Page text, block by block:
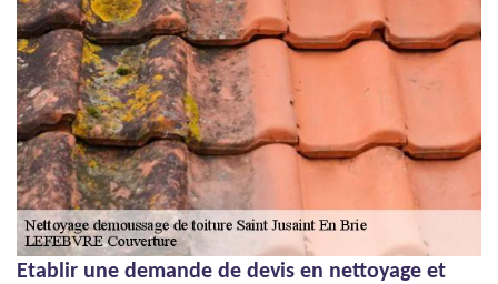
Etablir une demande de devis en nettoyage et